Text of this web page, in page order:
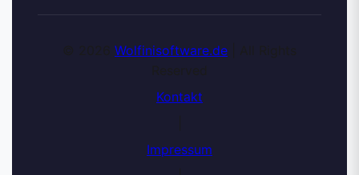
Wolfinisoftware.de
Kontakt
Impressum